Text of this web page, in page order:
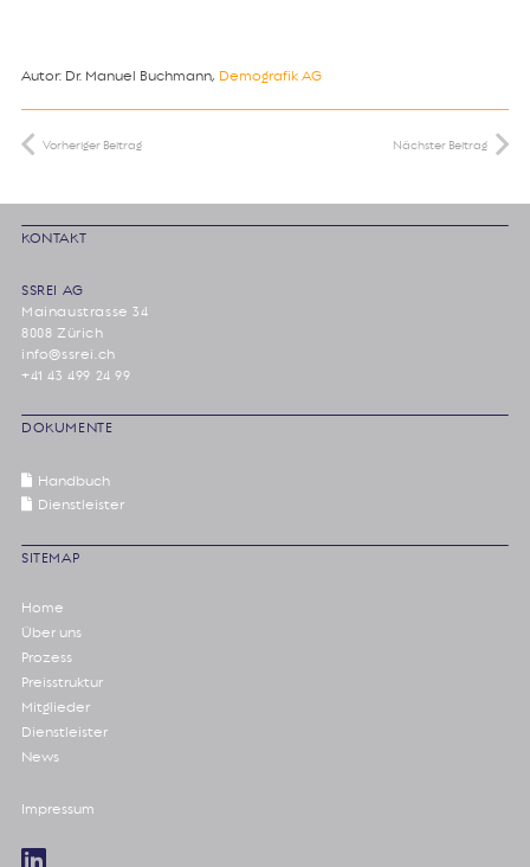
Autor: Dr. Manuel Buchmann, Demografik AG
Vorheriger Beitrag Nächster Beitrag
KONTAKT
SSREI AG
Mainaustrasse 34
8008 Zürich
info@ssrei.ch
+41 43 499 24 99
DOKUMENTE
Handbuch
Dienstleister
SITEMAP
Home
Über uns
Prozess
Preisstruktur
Mitglieder
Dienstleister
News
Impressum